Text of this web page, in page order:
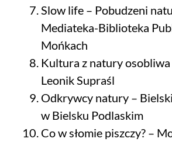
Slow life – Pobudzeni
Mediateka-Biblioteka
Mońkach
Kultura z natury osobliwa
Leonik Supraśl
Odkrywcy natury –
w Bielsku Podlaskim
Co w słomie piszczy? –